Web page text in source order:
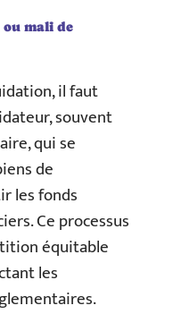
mali de
il faut
souvent
qui se
de
les fonds
Ce processus
équitable
les